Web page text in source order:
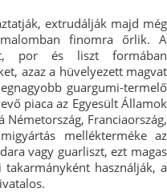
extrudálják majd még
finomra őrlik. A
por és liszt formában
azaz a hüvelyezett magvat
guargumi-termelő
piaca az Egyesült Államok
Németország, Franciaország,
mellékterméke az
vagy guarliszt, ezt magas
használják, a